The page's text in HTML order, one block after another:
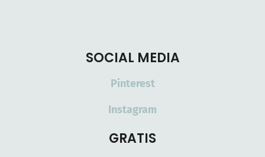
SOCIAL MEDIA
Pinterest
Instagram
GRATIS